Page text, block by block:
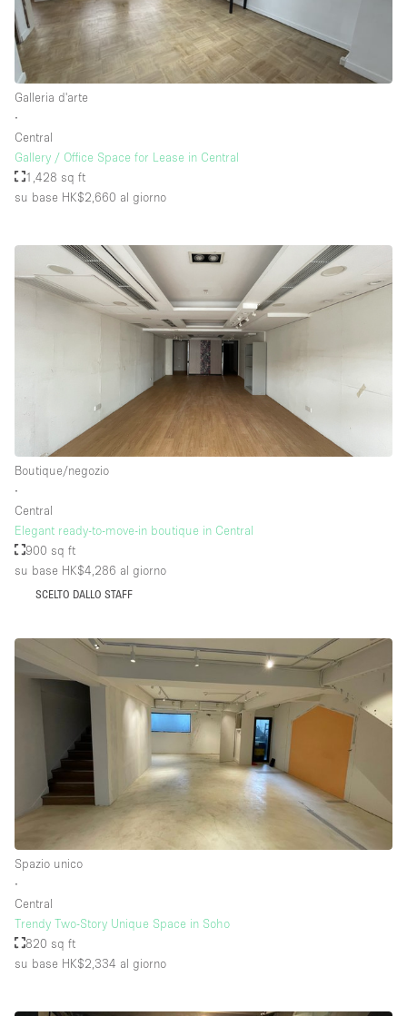
Galleria d'arte
∙
Central
Gallery / Office Space for Lease in Central
1,428 sq ft
su base HK$2,660 al giorno
Boutique/negozio
∙
Central
Elegant ready-to-move-in boutique in Central
900 sq ft
su base HK$4,286 al giorno
SCELTO DALLO STAFF
Spazio unico
∙
Central
Trendy Two-Story Unique Space in Soho
820 sq ft
su base HK$2,334 al giorno